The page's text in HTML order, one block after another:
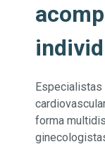
Especialistas
forma